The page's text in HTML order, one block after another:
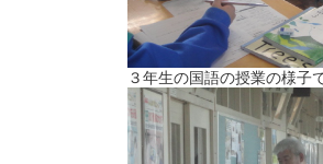
３年生の国語の授業の様子